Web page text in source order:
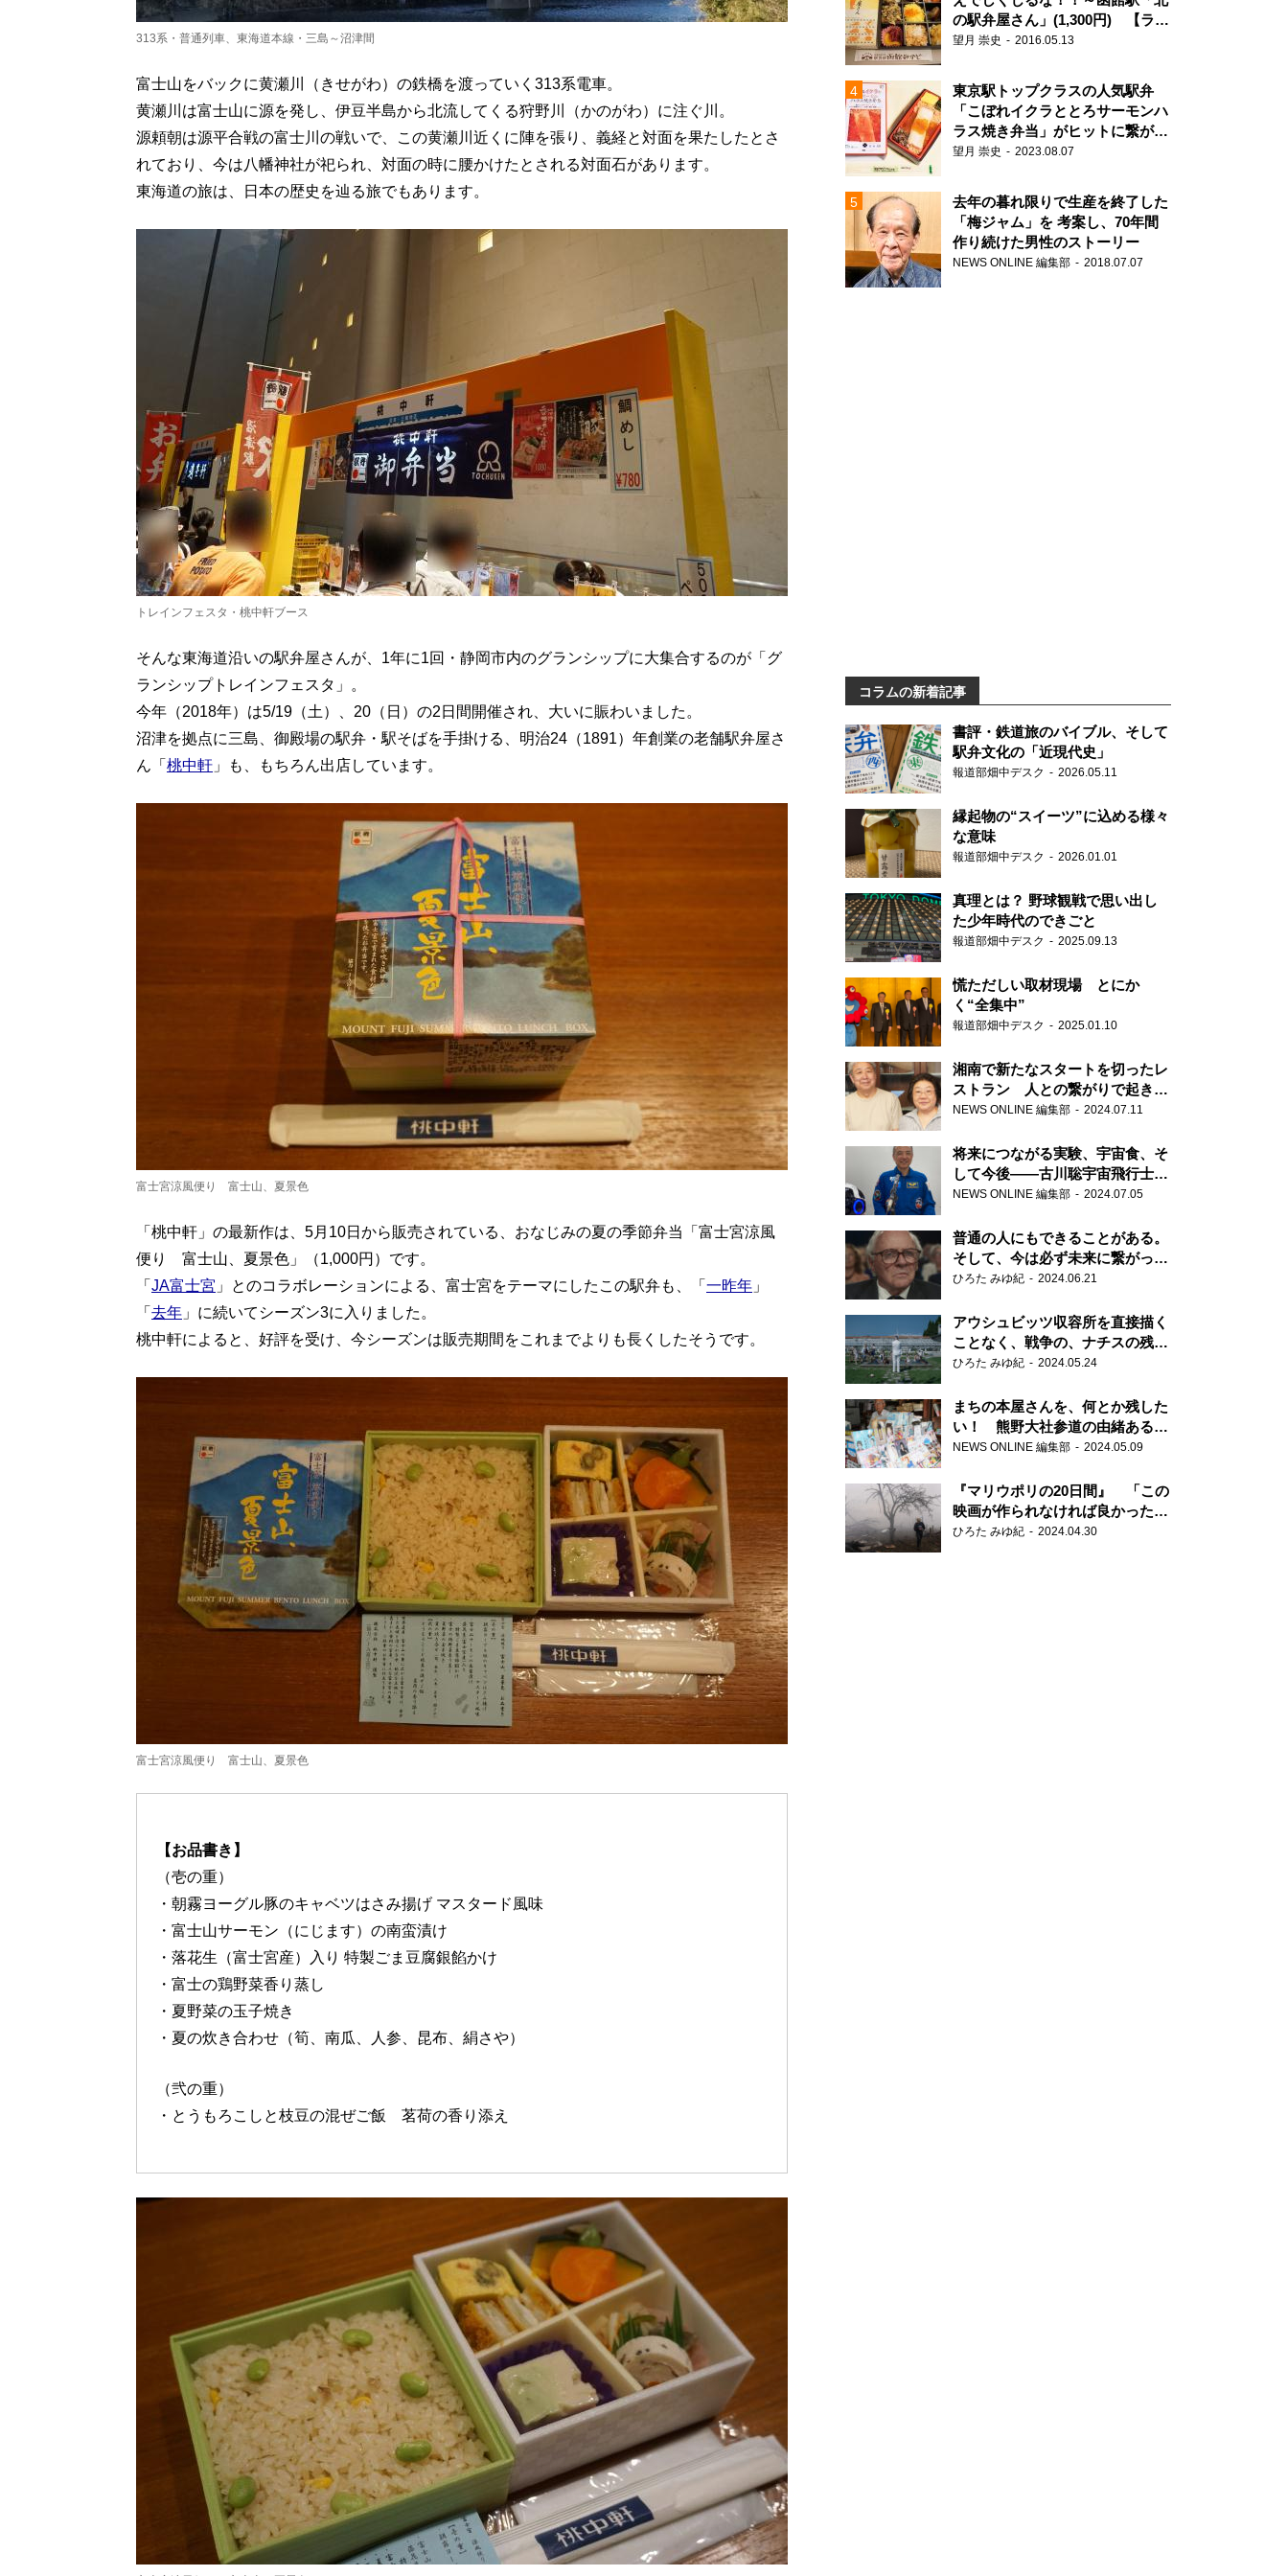
313系・普通列車、東海道本線・三島～沼津間
富士山をバックに黄瀬川（きせがわ）の鉄橋を渡っていく313系電車。
黄瀬川は富士山に源を発し、伊豆半島から北流してくる狩野川（かのがわ）に注ぐ川。
源頼朝は源平合戦の富士川の戦いで、この黄瀬川近くに陣を張り、義経と対面を果たしたとさ
れており、今は八幡神社が祀られ、対面の時に腰かけたとされる対面石があります。
東海道の旅は、日本の歴史を辿る旅でもあります。
トレインフェスタ・桃中軒ブース
そんな東海道沿いの駅弁屋さんが、1年に1回・静岡市内のグランシップに大集合するのが「グ
ランシップトレインフェスタ」。
今年（2018年）は5/19（土）、20（日）の2日間開催され、大いに賑わいました。
沼津を拠点に三島、御殿場の駅弁・駅そばを手掛ける、明治24（1891）年創業の老舗駅弁屋さ
ん「 桃中軒 」も、もちろん出店しています。
富士宮涼風便り 富士山、夏景色
「桃中軒」の最新作は、5月10日から販売されている、おなじみの夏の季節弁当「富士宮涼風
便り 富士山、夏景色」（1,000円）です。
「 JA富士宮 」とのコラボレーションによる、富士宮をテーマにしたこの駅弁も、「 一昨年 」
「 去年 」に続いてシーズン3に入りました。
桃中軒によると、好評を受け、今シーズンは販売期間をこれまでよりも長くしたそうです。
富士宮涼風便り 富士山、夏景色
【お品書き】
（壱の重）
・朝霧ヨーグル豚のキャベツはさみ揚げ マスタード風味
・富士山サーモン（にじます）の南蛮漬け
・落花生（富士宮産）入り 特製ごま豆腐銀餡かけ
・富士の鶏野菜香り蒸し
・夏野菜の玉子焼き
・夏の炊き合わせ（筍、南瓜、人参、昆布、絹さや）
（弐の重）
・とうもろこしと枝豆の混ぜご飯 茗荷の香り添え
の駅弁屋さん」(1,300円) 【ライ
ター望月の駅弁膝栗毛】
望月 崇史 2016.05.13
東京駅トップクラスの人気駅弁
「こぼれイクラととろサーモンハ
ラス焼き弁当」がヒットに繋がっ
た理由
望月 崇史 2023.08.07
去年の暮れ限りで生産を終了した
「梅ジャム」を 考案し、70年間
作り続けた男性のストーリー
NEWS ONLINE 編集部 2018.07.07
コラムの新着記事
書評・鉄道旅のバイブル、そして
駅弁文化の「近現代史」
報道部畑中デスク 2026.05.11
縁起物の“スイーツ”に込める様々
な意味
報道部畑中デスク 2026.01.01
真理とは？ 野球観戦で思い出し
た少年時代のできごと
報道部畑中デスク 2025.09.13
慌ただしい取材現場 とにか
く“全集中”
報道部畑中デスク 2025.01.10
湘南で新たなスタートを切ったレ
ストラン 人との繋がりで起きた
奇跡
NEWS ONLINE 編集部 2024.07.11
将来につながる実験、宇宙食、そ
して今後――古川聡宇宙飛行士単
独インタビュー
NEWS ONLINE 編集部 2024.07.05
普通の人にもできることがある。
そして、今は必ず未来に繋がって
いく……『ONE LIFE 奇跡が繋い
ひろた みゆ紀 2024.06.21
アウシュビッツ収容所を直接描く
ことなく、戦争の、ナチスの残虐
さが見える映画 『関心領域』
ひろた みゆ紀 2024.05.24
まちの本屋さんを、何とか残した
い！ 熊野大社参道の由緒ある書
店・三代目の強い思い
NEWS ONLINE 編集部 2024.05.09
『マリウポリの20日間』 「この
映画が作られなければ良かった」
と語る監督
ひろた みゆ紀 2024.04.30